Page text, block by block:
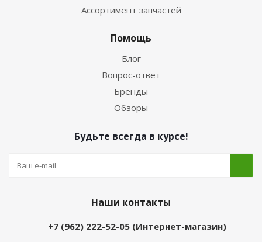
Ассортимент запчастей
Помощь
Блог
Вопрос-ответ
Бренды
Обзоры
Будьте всегда в курсе!
Наши контакты
+7 (962) 222-52-05 (Интернет-магазин)